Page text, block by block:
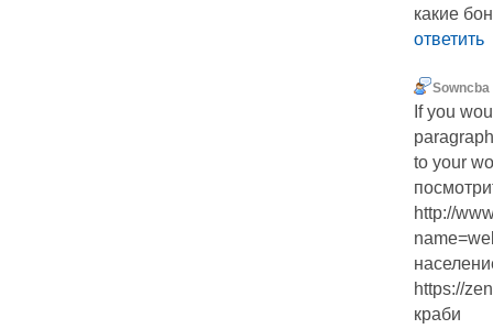
какие
ответить
Sowncba
If you
to your
http://
https://
краби